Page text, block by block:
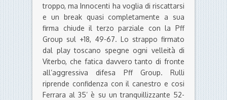
troppo, ma Innocenti ha voglia di riscattarsi
e un break quasi completamente a sua
firma chiude il terzo parziale con la Pff
Group sul +18, 49-67. Lo strappo firmato
dal play toscano spegne ogni velleità di
Viterbo, che fatica davvero tanto di fronte
all’aggressiva difesa Pff Group. Rulli
riprende confidenza con il canestro e cosi
Ferrara al 35’ è su un tranquillizzante 52-